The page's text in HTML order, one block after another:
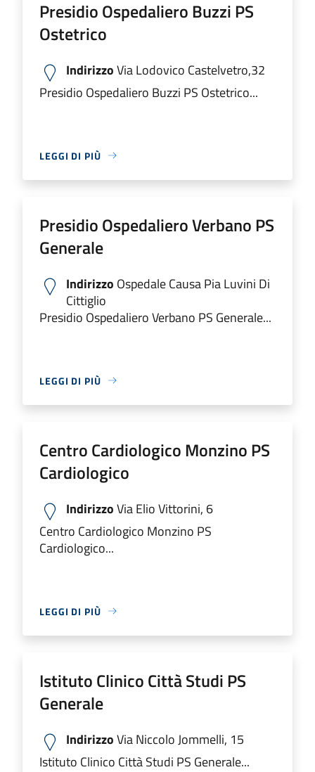
Presidio Ospedaliero Buzzi PS
Ostetrico
IndirizzoVia Lodovico Castelvetro,32
Presidio Ospedaliero Buzzi PS Ostetrico...
LEGGI DI PIÙ
Presidio Ospedaliero Verbano PS
Generale
Indirizzo Ospedale Causa Pia Luvini Di
Cittiglio
Presidio Ospedaliero Verbano PS Generale...
LEGGI DI PIÙ
Centro Cardiologico Monzino PS
Cardiologico
IndirizzoVia Elio Vittorini, 6
Centro Cardiologico Monzino PS
Cardiologico...
LEGGI DI PIÙ
Istituto Clinico Città Studi PS
Generale
IndirizzoVia Niccolo Jommelli, 15
Istituto Clinico Città Studi PS Generale...